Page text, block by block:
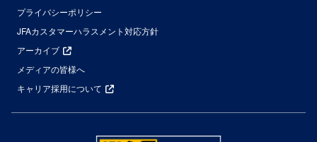
プライバシーポリシー
JFAカスタマーハラスメント対応方針
アーカイブ
メディアの皆様へ
キャリア採用について